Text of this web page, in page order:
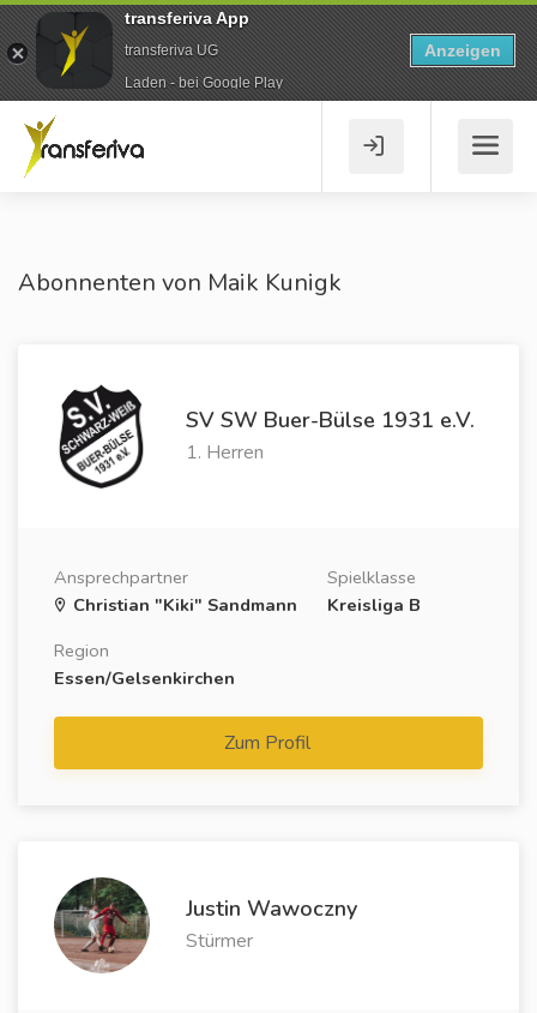
Abonnenten von Maik Kunigk
SV SW Buer-Bülse 1931 e.V.
1. Herren
Ansprechpartner
Christian "Kiki" Sandmann
Spielklasse
Kreisliga B
Region
Essen/Gelsenkirchen
Zum Profil
Justin Wawoczny
Stürmer
transferiva App
transferiva UG
Laden - bei Google Play
Anzeigen